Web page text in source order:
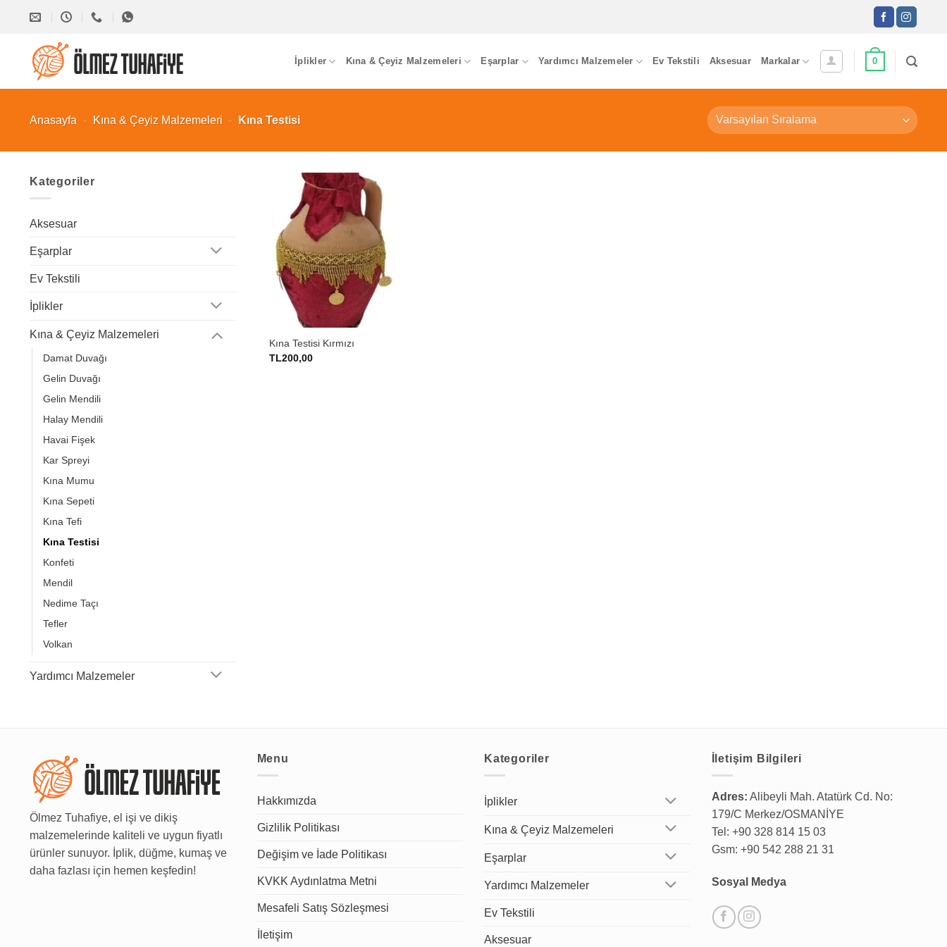
İplikler Kına & Çeyiz Malzemeleri Eşarplar Yardımcı Malzemeler Ev Tekstili Aksesuar Markalar 0
Anasayfa - Kına & Çeyiz Malzemeleri - Kına Testisi
Kategoriler
Aksesuar
Eşarplar
Ev Tekstili
İplikler
Kına & Çeyiz Malzemeleri
Damat Duvağı
Gelin Duvağı
Gelin Mendili
Halay Mendili
Havai Fişek
Kar Spreyi
Kına Mumu
Kına Sepeti
Kına Tefi
Kına Testisi
Konfeti
Mendil
Nedime Taçı
Tefler
Volkan
Yardımcı Malzemeler
Kına Testisi Kırmızı
TL200,00
Ölmez Tuhafiye, el işi ve dikiş
malzemelerinde kaliteli ve uygun fiyatlı
ürünler sunuyor. İplik, düğme, kumaş ve
daha fazlası için hemen keşfedin!
Menu
Hakkımızda
Gizlilik Politikası
Değişim ve İade Politikası
KVKK Aydınlatma Metni
Mesafeli Satış Sözleşmesi
İletişim
Kategoriler
İplikler
Kına & Çeyiz Malzemeleri
Eşarplar
Yardımcı Malzemeler
Ev Tekstili
Aksesuar
İletişim Bilgileri
Adres: Alibeyli Mah. Atatürk Cd. No:
179/C Merkez/OSMANİYE
Tel: +90 328 814 15 03
Gsm: +90 542 288 21 31
Sosyal Medya